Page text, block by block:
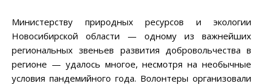
Министерству природных ресурсов и экологии
Новосибирской области — одному из важнейших
региональных звеньев развития добровольчества в
регионе — удалось многое, несмотря на необычные
условия пандемийного года. Волонтеры организовали